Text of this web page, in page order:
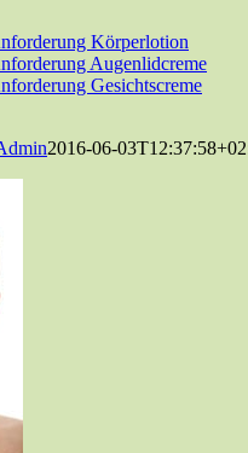
Körperlotion
Augenlidcreme
Gesichtscreme
2016-06-